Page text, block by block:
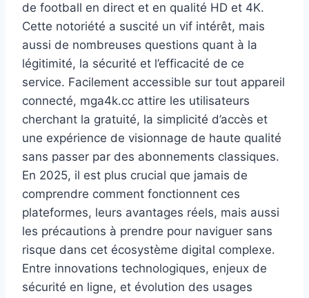
de football en direct et en qualité HD et 4K.
Cette notoriété a suscité un vif intérêt, mais
aussi de nombreuses questions quant à la
légitimité, la sécurité et l’efficacité de ce
service. Facilement accessible sur tout appareil
connecté, mga4k.cc attire les utilisateurs
cherchant la gratuité, la simplicité d’accès et
une expérience de visionnage de haute qualité
sans passer par des abonnements classiques.
En 2025, il est plus crucial que jamais de
comprendre comment fonctionnent ces
plateformes, leurs avantages réels, mais aussi
les précautions à prendre pour naviguer sans
risque dans cet écosystème digital complexe.
Entre innovations technologiques, enjeux de
sécurité en ligne, et évolution des usages